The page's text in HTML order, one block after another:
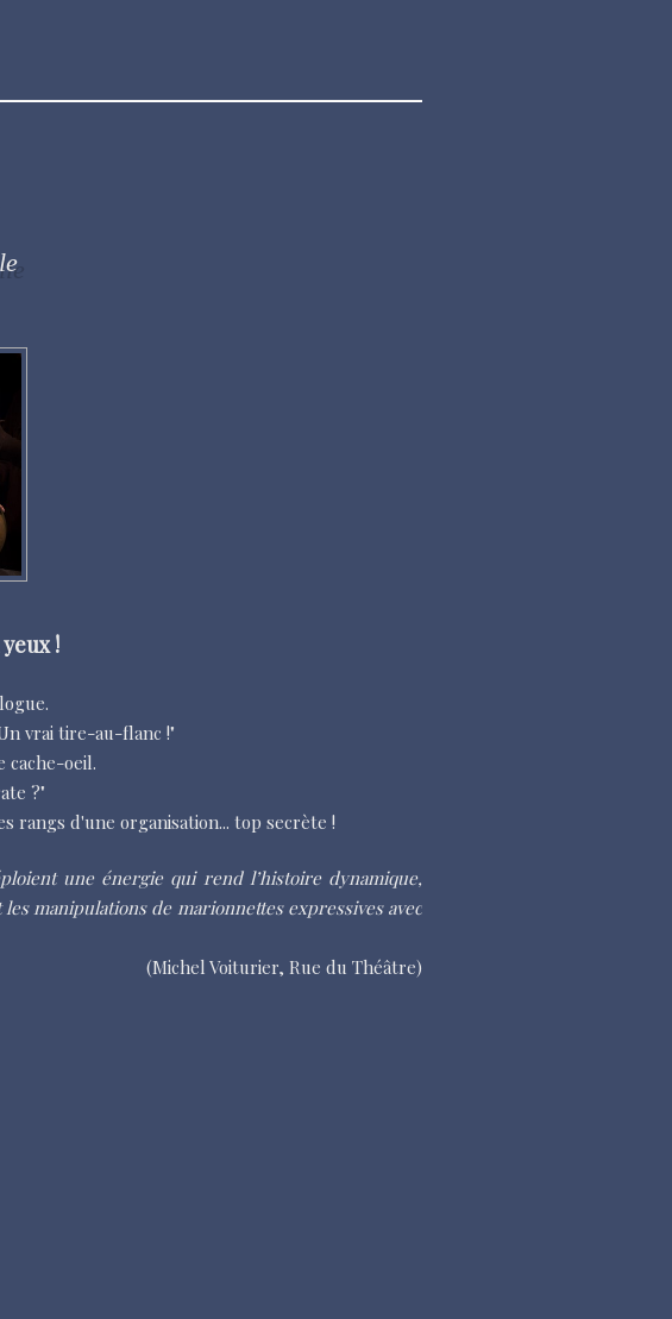
!
vrai tire-au-flanc !"
oeil.
?"
rangs d'une organisation... top secrète !
une énergie qui rend l’histoire dynamique,
manipulations de marionnettes expressives avec
(Michel Voiturier, Rue du Théâtre)